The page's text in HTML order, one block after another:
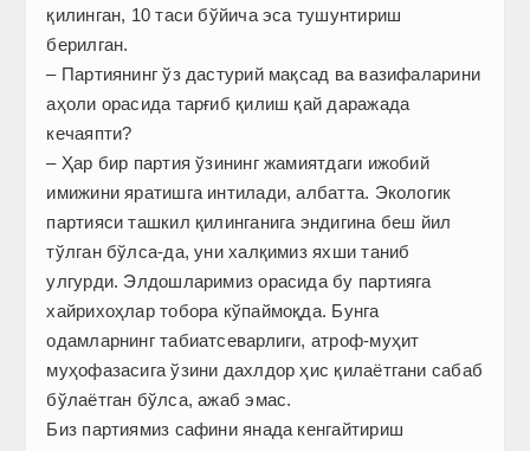
қилинган, 10 таси бўйича эса тушунтириш
берилган.
– Партиянинг ўз дастурий мақсад ва вазифаларини
аҳоли орасида тарғиб қилиш қай даражада
кечаяпти?
– Ҳар бир партия ўзининг жамиятдаги ижобий
имижини яратишга интилади, албатта. Экологик
партияси ташкил қилинганига эндигина беш йил
тўлган бўлса-да, уни халқимиз яхши таниб
улгурди. Элдош­ларимиз орасида бу партияга
хайрихоҳлар тобора кўпаймоқда. Бунга
одамларнинг табиатсеварлиги, атроф-муҳит
муҳофазасига ўзини дахлдор ҳис қилаётгани сабаб
бўлаётган бўлса, ажаб эмас.
Биз партиямиз сафини янада кенгайтириш